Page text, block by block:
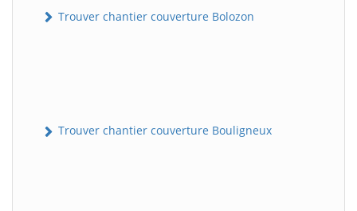
Trouver chantier couverture Bolozon
Trouver chantier couverture Bouligneux